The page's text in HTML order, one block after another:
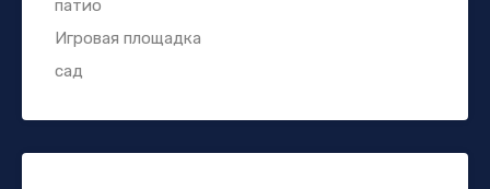
патио
Игровая площадка
сад